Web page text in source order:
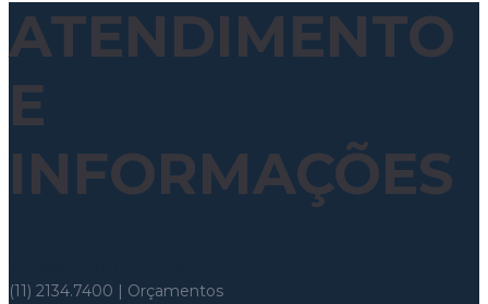
ATENDIMENTO
E
INFORMAÇÕES
(11) 2134.7400 | Orçamentos